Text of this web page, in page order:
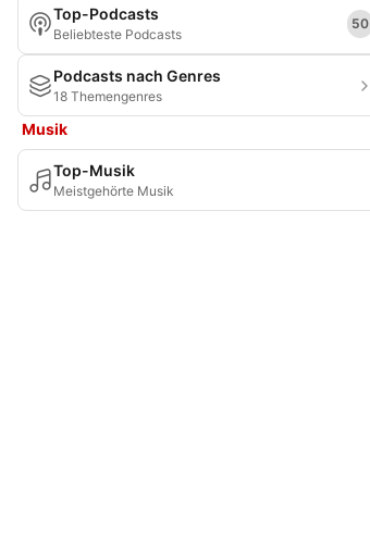
Top-Podcasts
Beliebteste Podcasts
50
Podcasts nach Genres
18 Themengenres
Musik
Top-Musik
Meistgehörte Musik